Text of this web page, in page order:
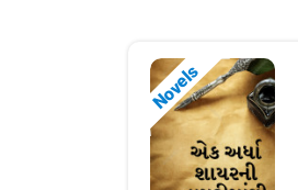
Novels